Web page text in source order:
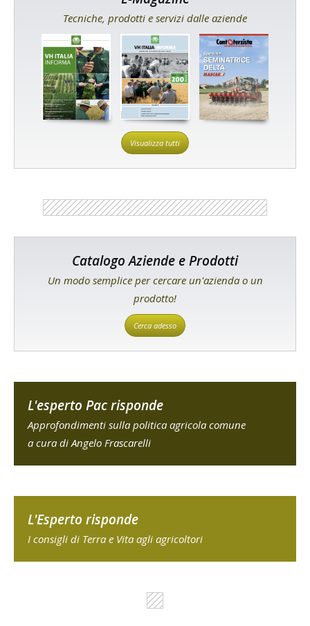
Tecniche, prodotti e servizi dalle aziende
Visualizza tutti
Catalogo Aziende e Prodotti
Un modo semplice per cercare un'azienda o un
prodotto!
Cerca adesso
L'esperto Pac risponde
Approfondimenti sulla politica agricola comune
a cura di Angelo Frascarelli
L'Esperto risponde
I consigli di Terra e Vita agli agricoltori